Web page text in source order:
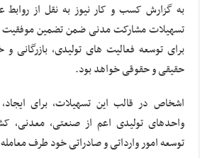
به گزارش کسب و کار نیوز به نقل از روابط
تسهیلات مشارکت مدنی ضمن تضمین
برای توسعه فعالیت های تولیدی،
حقیقی و حقوقی خواهد بود.
اشخاص در قالب این تسهیلات، برای
واحدهای تولیدی اعم از صنعتی، معدنی،
توسعه امور وارداتی و صادراتی خود طرف